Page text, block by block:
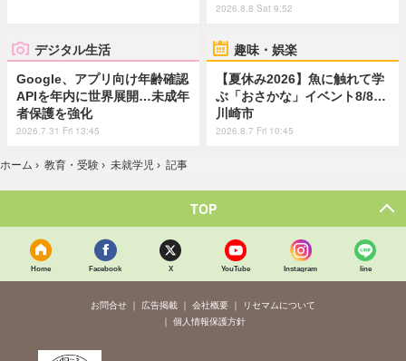
2026.8.8 Sat 9:52
デジタル生活
Google、アプリ向け年齢確認
APIを年内に世界展開…未成年
者保護を強化
2026.7.31 Fri 13:45
趣味・娯楽
【夏休み2026】魚に触れて学
ぶ「おさかな」イベント8/8…
川崎市
2026.8.7 Fri 10:45
ホーム › 教育・受験 › 未就学児 › 記事
TOP
Home Facebook X YouTube Instagram line
お問合せ 広告掲載 会社概要
リセマムについて
個人情報保護方針